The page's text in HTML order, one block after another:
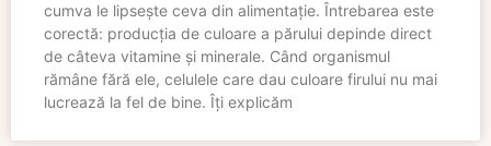
cumva le lipsește ceva din alimentație. Întrebarea este
corectă: producția de culoare a părului depinde direct
de câteva vitamine și minerale. Când organismul
rămâne fără ele, celulele care dau culoare firului nu mai
lucrează la fel de bine. Îți explicăm